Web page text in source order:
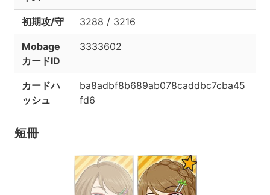
初期攻/守 3288 / 3216
Mobage
カードID
3333602
カードハ
ッシュ
ba8adbf8b689ab078caddbc7cba45
fd6
短冊